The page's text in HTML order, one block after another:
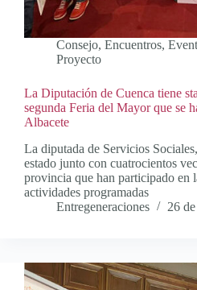
Consejo, Encuentros,
Proyecto
La Diputación de Cuenca tiene
segunda Feria del Mayor que se
Albacete
La diputada de Servicios
estado junto con cuatrocientos
provincia que han participado en
actividades programadas
Entregeneraciones
26